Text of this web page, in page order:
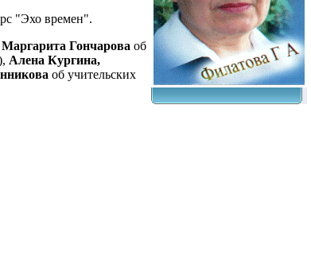
"Эхо времен".
Маргарита Гончарова об
Алена Кургина,
об учительских